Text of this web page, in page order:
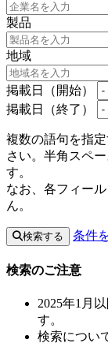
製品
地域
掲載日（開始）
掲載日（終了）
複数の語句を指
さい。半角スペ
す。
なお、各フィー
ん。
検索する 条件
検索のご注意
2025年1月
す。
検索につい